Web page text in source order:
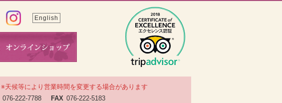
English
※天候等により営業時間を変更する場合があります
076-222-7788 FAX 076-222-5183